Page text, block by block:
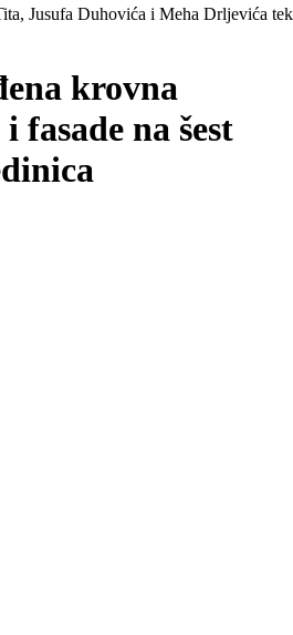
Jusufa Duhovića i Meha Drljevića
krovna
na šest